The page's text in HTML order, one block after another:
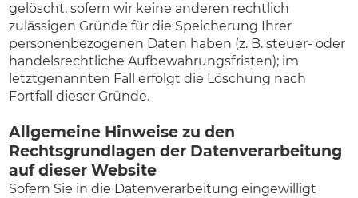
gelöscht, sofern wir keine anderen rechtlich
zulässigen Gründe für die Speicherung Ihrer
personenbezogenen Daten haben (z. B. steuer- oder
handelsrechtliche Aufbewahrungsfristen); im
letztgenannten Fall erfolgt die Löschung nach
Fortfall dieser Gründe.
Allgemeine Hinweise zu den
Rechtsgrundlagen der Datenverarbeitung
auf dieser Website
Sofern Sie in die Datenverarbeitung eingewilligt